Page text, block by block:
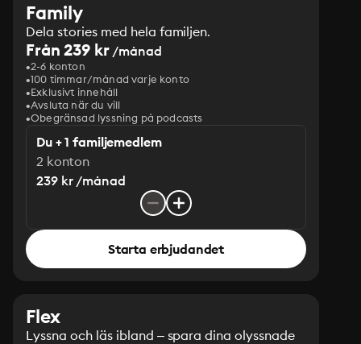
Family
Dela stories med hela familjen.
Från 239 kr/månad
2-6 konton
100 timmar/månad varje konto
Exklusivt innehåll
Avsluta när du vill
Obegränsad lyssning på podcasts
Du + 1 familjemedlem
2 konton
239 kr /månad
Starta erbjudandet
Flex
Lyssna och läs ibland – spara dina olyssnade